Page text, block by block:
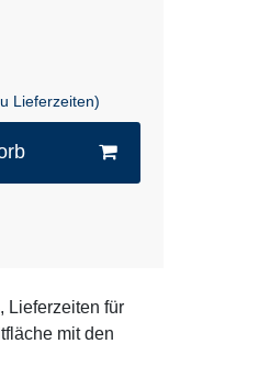
Lieferzeiten)
Lieferzeiten für
mit den